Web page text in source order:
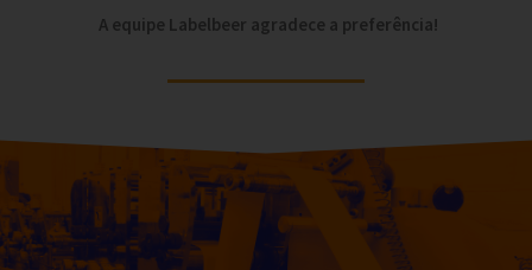
A equipe Labelbeer agradece a preferência!